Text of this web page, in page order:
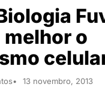
o
13 novembro, 2013